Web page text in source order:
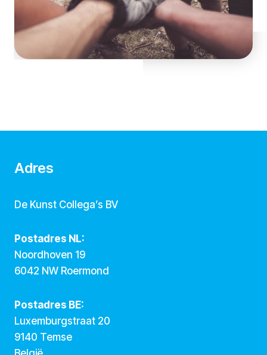
Adres
De Kunst Collega’s BV
Postadres NL:
Noordhoven 19
6042 NW Roermond
Postadres BE:
Luxemburgstraat 20
9140 Temse